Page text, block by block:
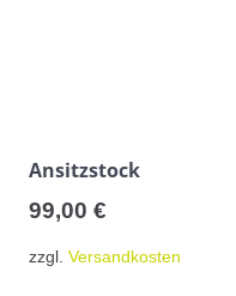
Ansitzstock
99,00 €
zzgl. Versandkosten